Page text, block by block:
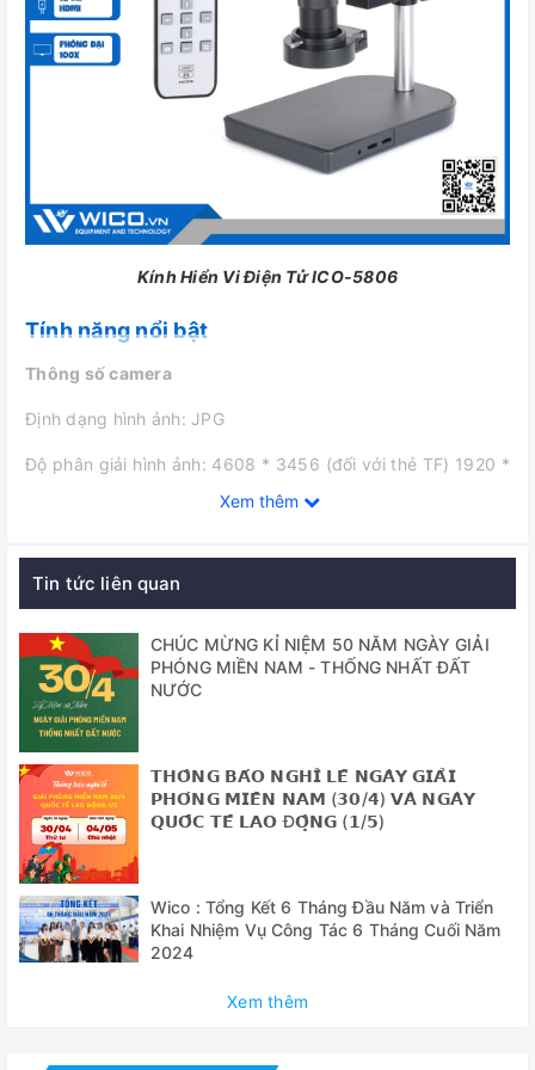
Kính Hiển Vi Điện Tử ICO-5806
Tính năng nổi bật
Thông số camera
Định dạng hình ảnh: JPG
Độ phân giải hình ảnh: 4608 * 3456 (đối với thẻ TF) 1920 *
1080 @ 60FPS (đối với thẻ TF)
Đầu ghi video: 1920 * 1080 @ 60FPS (dành cho Thẻ TF)
Cân bằng trắng: Tự động
Ánh sáng: Tự động
Morror: Trái / phải, Lên / Xuống
Freeze: Hỗ trợ
Cảm biến hình ảnh: Cảm biến Panasonic 16 megapixel 1 /
2,3 inch
Kích thước điểm ảnh: 1,43 * 1,43um
Xem thêm
Tin tức liên quan
CHÚC MỪNG KỈ NIỆM 50 NĂM NGÀY GIẢI
PHÓNG MIỀN NAM - THỐNG NHẤT ĐẤT
NƯỚC
𝗧𝗛𝗢̂𝗡𝗚 𝗕𝗔́𝗢 𝗡𝗚𝗛𝗜̉ 𝗟𝗘̂̃ 𝗡𝗚𝗔̀𝗬 𝗚𝗜𝗔̉𝗜
𝗣𝗛𝗢́𝗡𝗚 𝗠𝗜𝗘̂̀𝗡 𝗡𝗔𝗠 (𝟯𝟬/𝟰) 𝗩𝗔̀ 𝗡𝗚𝗔̀𝗬
𝗤𝗨𝗢̂́𝗖 𝗧𝗘̂́ 𝗟𝗔𝗢 Đ𝗢̣̂𝗡𝗚 (𝟭/𝟱)
Wico : Tổng Kết 6 Tháng Đầu Năm và Triển
Khai Nhiệm Vụ Công Tác 6 Tháng Cuối Năm
2024
Xem thêm